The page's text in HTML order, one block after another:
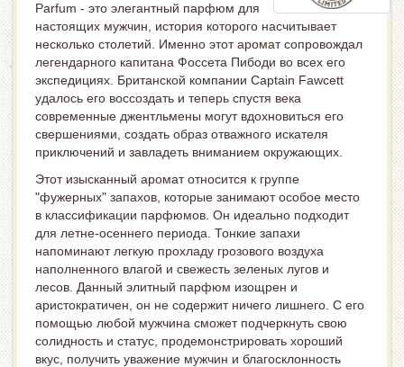
Parfum - это элегантный парфюм для
настоящих мужчин, история которого насчитывает
несколько столетий. Именно этот аромат сопровождал
легендарного капитана Фоссета Пибоди во всех его
экспедициях. Британской компании Captain Fawcett
удалось его воссоздать и теперь спустя века
современные джентльмены могут вдохновиться его
свершениями, создать образ отважного искателя
приключений и завладеть вниманием окружающих.
Этот изысканный аромат относится к группе
"фужерных" запахов, которые занимают особое место
в классификации парфюмов. Он идеально подходит
для летне-осеннего периода. Тонкие запахи
напоминают легкую прохладу грозового воздуха
наполненного влагой и свежесть зеленых лугов и
лесов. Данный элитный парфюм изощрен и
аристократичен, он не содержит ничего лишнего. С его
помощью любой мужчина сможет подчеркнуть свою
солидность и статус, продемонстрировать хороший
вкус, получить уважение мужчин и благосклонность